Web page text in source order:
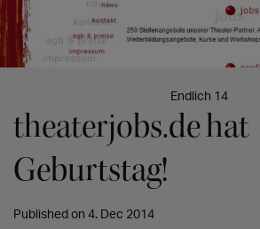
© So sah
Endlich 14
theaterjobs.de hat
Geburtstag!
Published on 4. Dec 2014